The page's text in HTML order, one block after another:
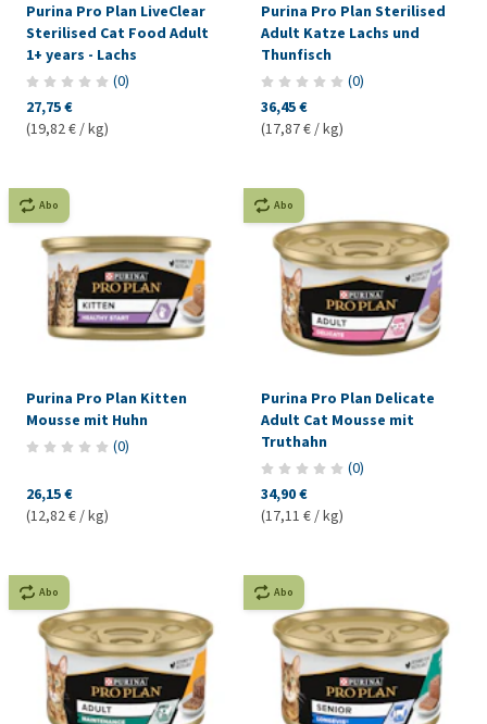
Purina Pro Plan LiveClear
Sterilised Cat Food Adult
1+ years - Lachs
(0)
27,75 €
(19,82 € / kg)
Purina Pro Plan Sterilised
Adult Katze Lachs und
Thunfisch
(0)
36,45 €
(17,87 € / kg)
Abo
Purina Pro Plan Kitten
Mousse mit Huhn
(0)
26,15 €
(12,82 € / kg)
Abo
Purina Pro Plan Delicate
Adult Cat Mousse mit
Truthahn
(0)
34,90 €
(17,11 € / kg)
Abo Abo